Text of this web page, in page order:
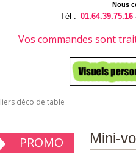
Nous
Tél : 01.64.39.75.16
Vos commandes sont
déco de table
PROMO Mini-